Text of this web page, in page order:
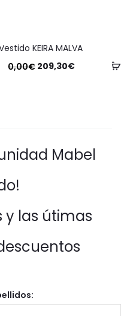
KEIRA MALVA
0,00€ 209,30€
Mabel
y las útimas